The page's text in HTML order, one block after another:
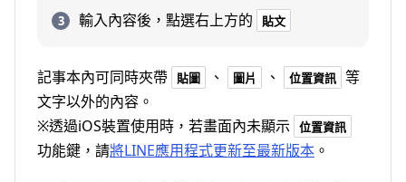
輸入內容後，點選右上方的 貼文
記事本內可同時夾帶 貼圖 、 圖片 、 位置資訊 等
文字以外的內容。
※透過iOS裝置使用時，若畫面內未顯示 位置資訊
功能鍵，請將LINE應用程式更新至最新版本 。